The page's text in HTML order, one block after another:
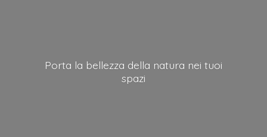
Porta la bellezza della natura nei tuoi
spazi